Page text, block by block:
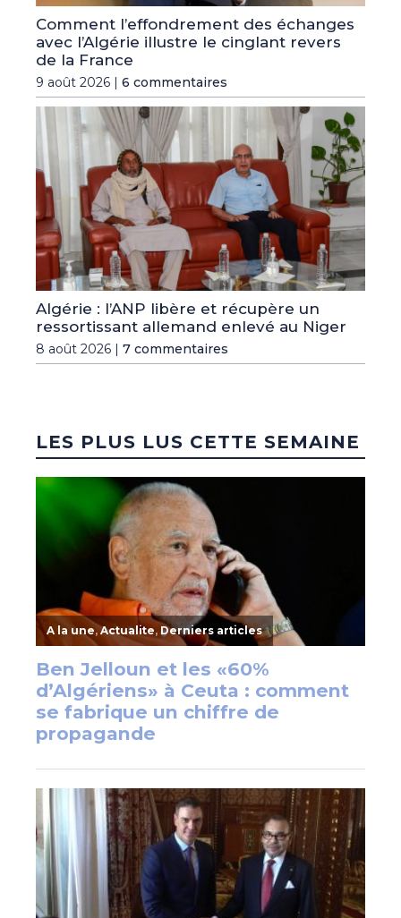
Comment l’effondrement des échanges
avec l’Algérie illustre le cinglant revers
de la France
9 août 2026 | 6 commentaires
Algérie : l’ANP libère et récupère un
ressortissant allemand enlevé au Niger
8 août 2026 | 7 commentaires
LES PLUS LUS CETTE SEMAINE